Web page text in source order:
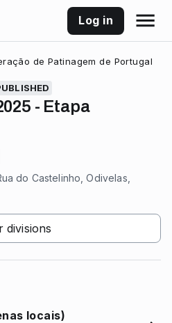
Log in
de Patinagem de Portugal
- Etapa
do Castelinho, Odivelas,
divisions
locais)